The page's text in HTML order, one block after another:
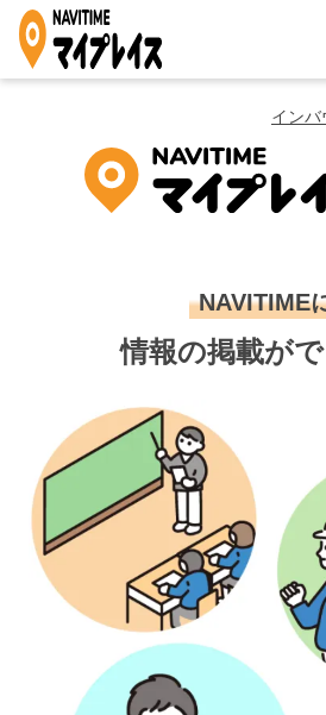
イン
NAVITIME
情報の掲載が